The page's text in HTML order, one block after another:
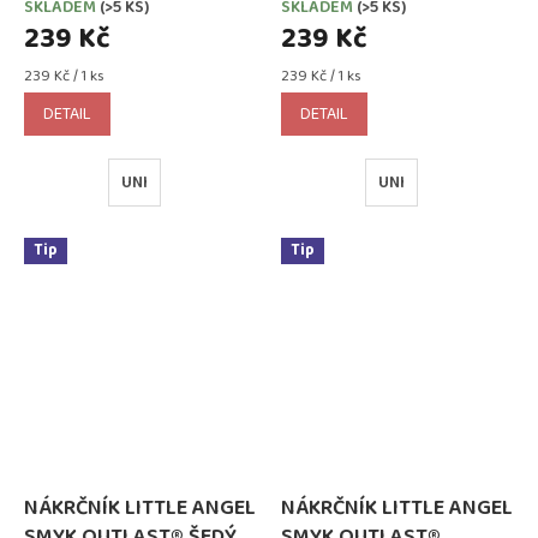
SKLADEM (>5 KS)
239 Kč
Měrná
cena:
239 Kč / 1 ks
DETAIL
UNI
SKLADEM (>5 KS)
239 Kč
Měrná
cena:
239 Kč / 1 ks
DETAIL
UNI
Tip
NÁKRČNÍK LITTLE ANGEL
Tip
NÁKRČNÍK LITTLE ANGEL